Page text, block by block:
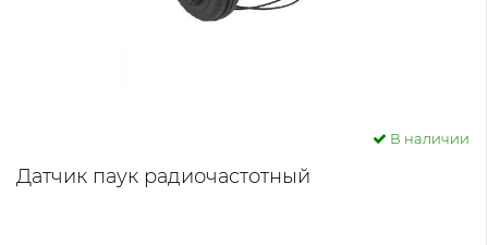
В наличии
Датчик паук радиочастотный